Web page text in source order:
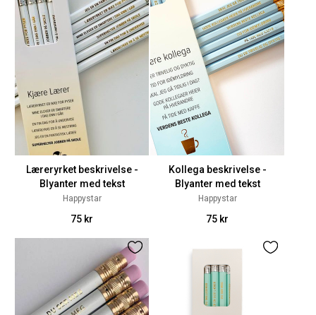
Læreryrket beskrivelse -
Blyanter med tekst
Happystar
75 kr
Kollega beskrivelse -
Blyanter med tekst
Happystar
75 kr